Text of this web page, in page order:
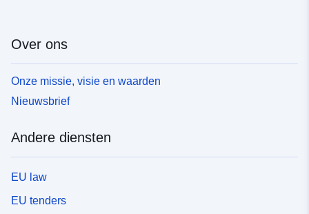
Over ons
Onze missie, visie en waarden
Nieuwsbrief
Andere diensten
EU law
EU tenders